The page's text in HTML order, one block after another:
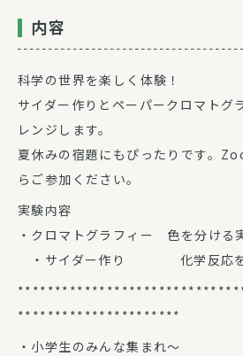
内容
科学の世界を楽しく体験！
サイダー作りとペーパークロマトグ
レンジします。
夏休みの宿題にもぴったりです。
らご参加ください。
実験内容
・クロマトグラフィー 色を分ける
・サイダー作り 化学反応を
**********************
・小学生のみんな集まれ～